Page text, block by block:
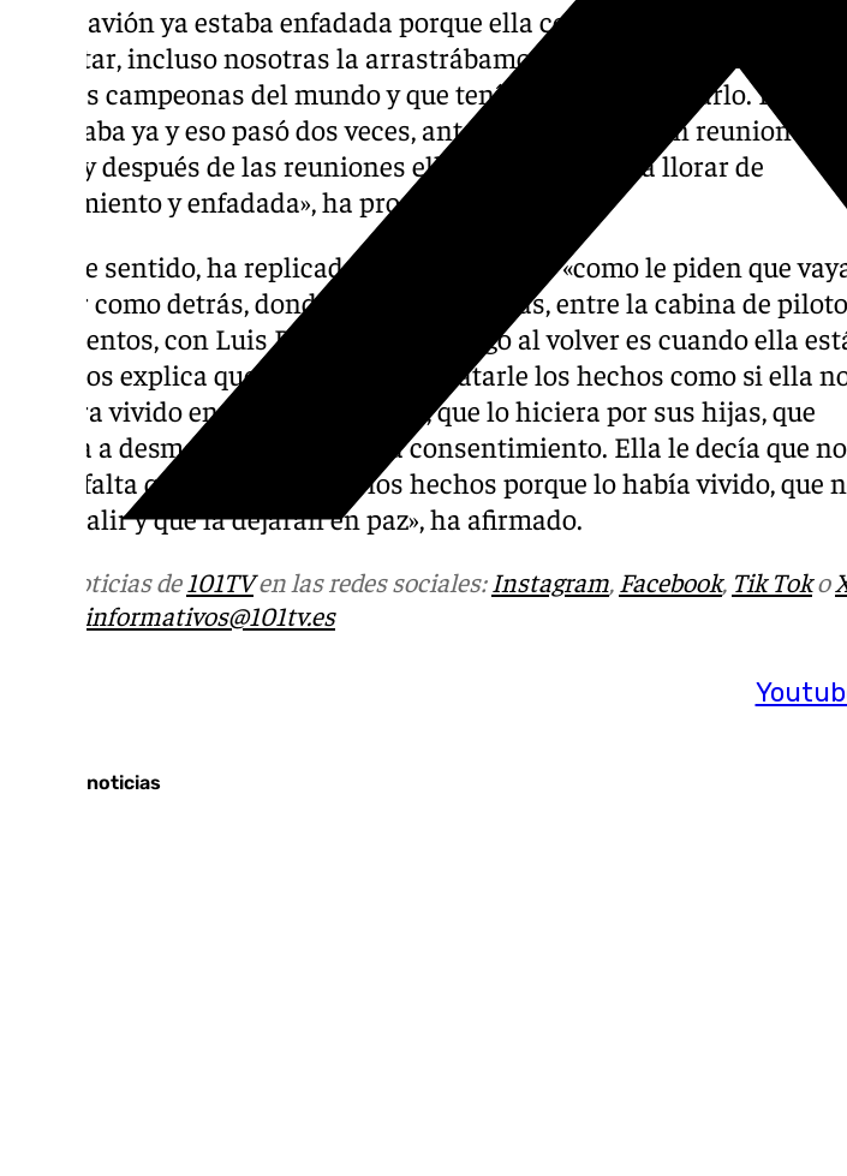
«En el avión ya estaba enfadada porque ella como que lo que quería
disfrutar, incluso nosotras la arrastrábamos a decir que se olvidase,
éramos campeonas del mundo y que teníamos que celebrarlo. Pero
no estaba ya y eso pasó dos veces, antes de que hubieran reuniones en
avión y después de las reuniones ella donde se puso a llorar de
agotamiento y enfadada», ha proseguido.
En este sentido, ha replicado que también vio «como le piden que
hablar como detrás, donde están las bebidas, entre la cabina de
los asientos, con Luis Rubiales»». «Y luego al volver es cuando ella
así y nos explica que no paraba de relatarle los hechos como si ella
hubiera vivido en primera persona, que lo hiciera por sus hijas, que
saliera a desmentir que no había consentimiento. Ella le decía que no
hacía falta que él le explicara los hechos porque lo había vivido, que
iba a salir y que la dejaran en paz», ha afirmado.
Más noticias de 101TVen las redes sociales: Instagram, Facebook, Tik Toko
informativos@101tv.es
Últimas noticias